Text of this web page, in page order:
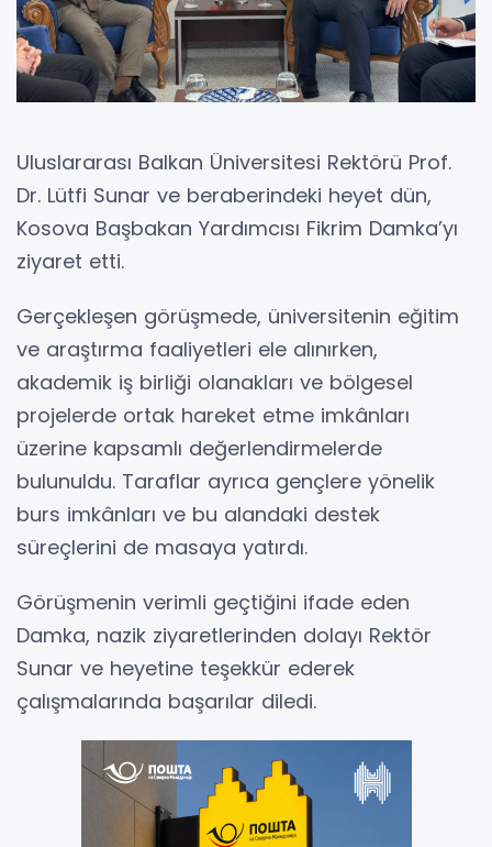
Uluslararası Balkan Üniversitesi Rektörü Prof.
Dr. Lütfi Sunar ve beraberindeki heyet dün,
Kosova Başbakan Yardımcısı Fikrim Damka’yı
ziyaret etti.
Gerçekleşen görüşmede, üniversitenin eğitim
ve araştırma faaliyetleri ele alınırken,
akademik iş birliği olanakları ve bölgesel
projelerde ortak hareket etme imkânları
üzerine kapsamlı değerlendirmelerde
bulunuldu. Taraflar ayrıca gençlere yönelik
burs imkânları ve bu alandaki destek
süreçlerini de masaya yatırdı.
Görüşmenin verimli geçtiğini ifade eden
Damka, nazik ziyaretlerinden dolayı Rektör
Sunar ve heyetine teşekkür ederek
çalışmalarında başarılar diledi.